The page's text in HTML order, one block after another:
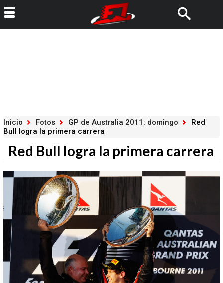
Inicio Fotos GP de Australia 2011: domingo
Red
Bull logra la primera carrera
Red Bull logra la primera carrera